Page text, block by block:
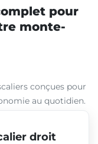
pour
monte-
conçues pour
au quotidien.
droit